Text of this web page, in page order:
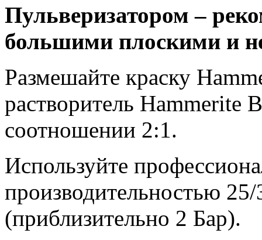
Пульверизатором –
большими плоскими и
Размешайте краску
растворитель Hammerite
соотношении 2:1.
Используйте
производительностью
(приблизительно 2 Бар).